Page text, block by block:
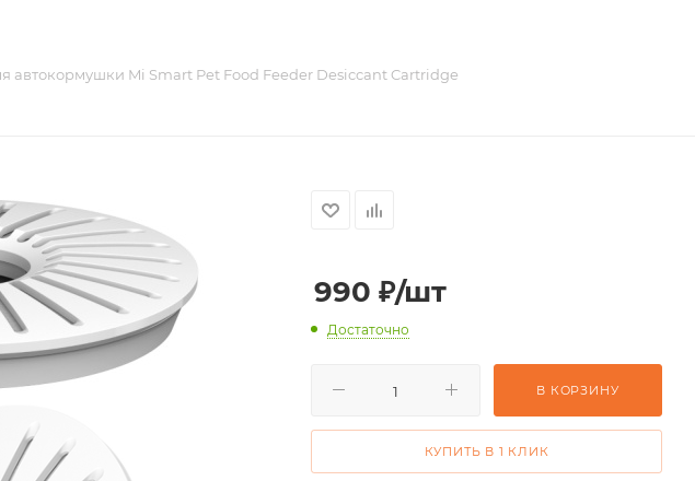
автокормушки Mi Smart Pet Food Feeder Desiccant Cartridge
990 ₽/шт
Достаточно
В КОРЗИНУ
КУПИТЬ В 1 КЛИК